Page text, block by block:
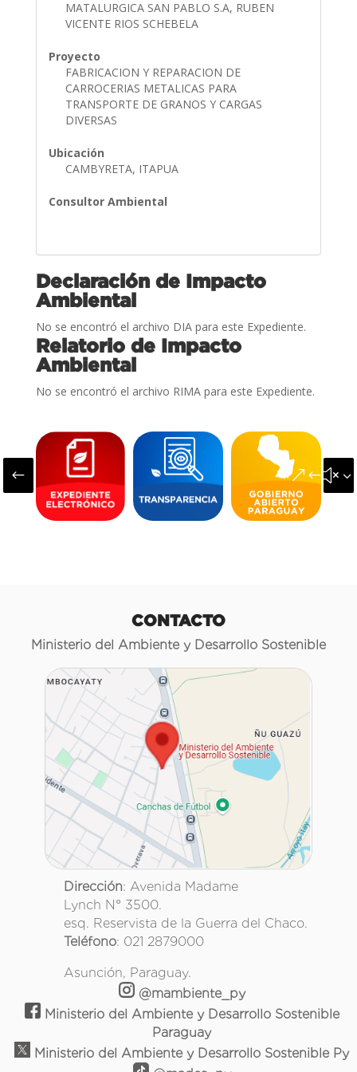
MATALURGICA SAN PABLO S.A, RUBEN
VICENTE RIOS SCHEBELA
Proyecto
FABRICACION Y REPARACION DE
CARROCERIAS METALICAS PARA
TRANSPORTE DE GRANOS Y CARGAS
DIVERSAS
Ubicación
CAMBYRETA, ITAPUA
Consultor Ambiental
Declaración de Impacto
Ambiental
No se encontró el archivo DIA para este Expediente.
Relatorio de Impacto
Ambiental
No se encontró el archivo RIMA para este Expediente.
#
CONTACTO
Ministerio del Ambiente y Desarrollo Sostenible
Dirección: Avenida Madame
Lynch N° 3500.
esq. Reservista de la Guerra del Chaco.
Teléfono: 021 2879000
Asunción, Paraguay.
@mambiente_py
Ministerio del Ambiente y Desarrollo Sostenible
Paraguay
Ministerio del Ambiente y Desarrollo Sostenible Py